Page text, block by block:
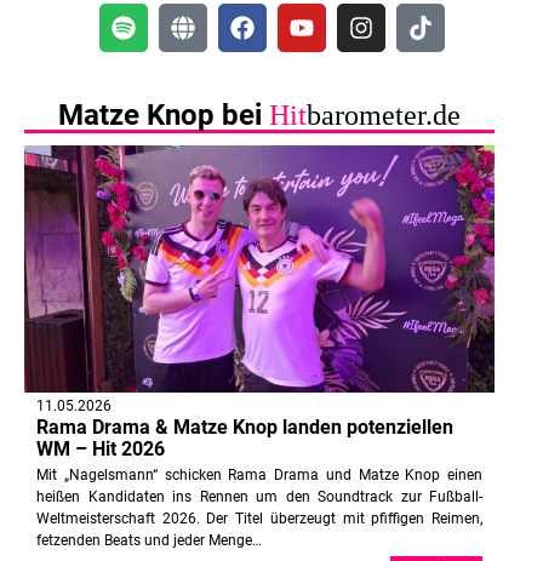
Matze Knop bei Hitbarometer.de
11.05.2026
Rama Drama & Matze Knop landen potenziellen
WM – Hit 2026
Mit „Nagelsmann“ schicken Rama Drama und Matze Knop einen
heißen Kandidaten ins Rennen um den Soundtrack zur Fußball-
Weltmeisterschaft 2026. Der Titel überzeugt mit pfiffigen Reimen,
fetzenden Beats und jeder Menge…